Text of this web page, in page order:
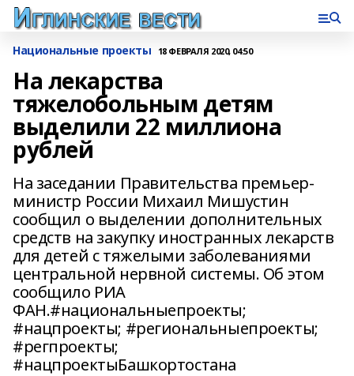
Национальные проекты 18 ФЕВРАЛЯ 2020, 04:50
На лекарства
тяжелобольным детям
выделили 22 миллиона
рублей
На заседании Правительства премьер-
министр России Михаил Мишустин
сообщил о выделении дополнительных
средств на закупку иностранных лекарств
для детей с тяжелыми заболеваниями
центральной нервной системы. Об этом
сообщило РИА
ФАН.#национальныепроекты;
#нацпроекты; #региональныепроекты;
#регпроекты;
#нацпроектыБашкортостана